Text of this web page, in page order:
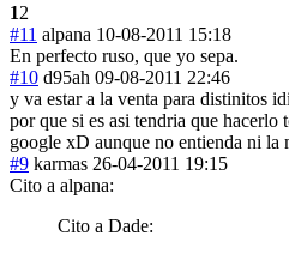
12
#11 alpana 10-08-2011 15:18
En perfecto ruso, que yo sepa.
#10 d95ah 09-08-2011 22:46
y va estar a la venta para distinitos
por que si es asi tendria que hacerlo
google xD aunque no entienda ni la
#9 karmas 26-04-2011 19:15
Cito a alpana:
Cito a Dade: